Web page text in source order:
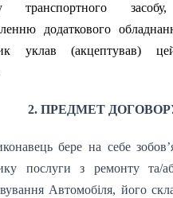
транспортного
додаткового
уклав (акцептував)
2. ПРЕДМЕТ
бере на себе
послуги з ремонту та/
Автомобіля, його